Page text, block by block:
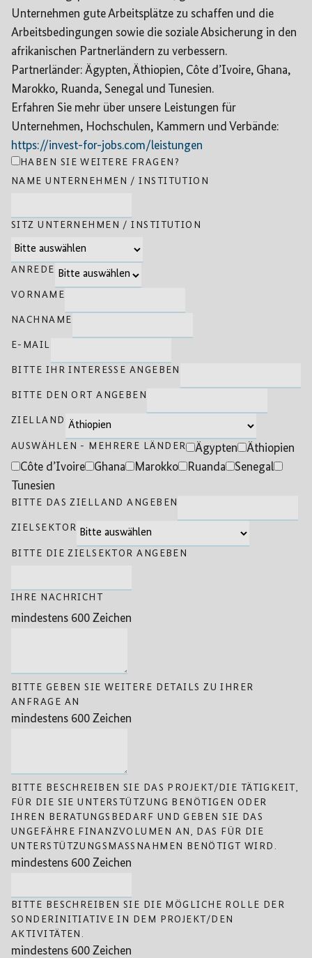
Unternehmen gute Arbeitsplätze zu schaffen und die
Arbeitsbedingungen sowie die soziale Absicherung in den
afrikanischen Partnerländern zu verbessern.
Partnerländer: Ägypten, Äthiopien, Côte d’Ivoire, Ghana,
Marokko, Ruanda, Senegal und Tunesien.
Erfahren Sie mehr über unsere Leistungen für
Unternehmen, Hochschulen, Kammern und Verbände:
https://invest-for-jobs.com/leistungen
HABEN SIE WEITERE FRAGEN?
NAME UNTERNEHMEN / INSTITUTION
SITZ UNTERNEHMEN / INSTITUTION
ANREDE
VORNAME
NACHNAME
E-MAIL
BITTE IHR INTERESSE ANGEBEN
BITTE DEN ORT ANGEBEN
ZIELLAND
AUSWÄHLEN - MEHRERE LÄNDER Ägypten
Äthiopien
Côte d’Ivoire
Ghana Marokko Ruanda
Senegal
Tunesien
BITTE DAS ZIELLAND ANGEBEN
ZIELSEKTOR
BITTE DIE ZIELSEKTOR ANGEBEN
IHRE NACHRICHT
mindestens 600 Zeichen
BITTE GEBEN SIE WEITERE DETAILS ZU IHRER
ANFRAGE AN
mindestens 600 Zeichen
BITTE BESCHREIBEN SIE DAS PROJEKT/DIE TÄTIGKEIT,
FÜR DIE SIE UNTERSTÜTZUNG BENÖTIGEN ODER
IHREN BERATUNGSBEDARF UND GEBEN SIE DAS
UNGEFÄHRE FINANZVOLUMEN AN, DAS FÜR DIE
UNTERSTÜTZUNGSMASSNAHMEN BENÖTIGT WIRD.
mindestens 600 Zeichen
BITTE BESCHREIBEN SIE DIE MÖGLICHE ROLLE DER
SONDERINITIATIVE IN DEM PROJEKT/DEN
AKTIVITÄTEN.
mindestens 600 Zeichen